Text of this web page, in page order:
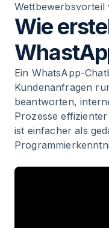
Wettbewerbsvorteil
Wie
Ein WhatsApp-
Kundenanfragen
beantworten,
Prozesse
ist einfacher als